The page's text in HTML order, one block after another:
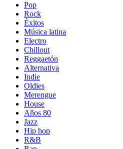
Pop
Rock
Éxitos
Música latina
Electro
Chillout
Reggaetón
Alternativa
Indie
Oldies
Merengue
House
Años 80
Jazz
Hip hop
R&B